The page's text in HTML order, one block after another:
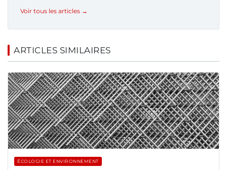
Voir tous les articles →
ARTICLES SIMILAIRES
ÉCOLOGIE ET ENVIRONNEMENT